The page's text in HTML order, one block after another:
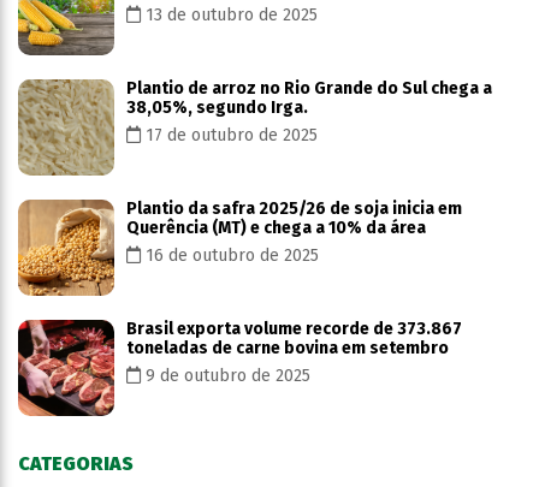
13 de outubro de 2025
Plantio de arroz no Rio Grande do Sul chega a
38,05%, segundo Irga.
17 de outubro de 2025
Plantio da safra 2025/26 de soja inicia em
Querência (MT) e chega a 10% da área
16 de outubro de 2025
Brasil exporta volume recorde de 373.867
toneladas de carne bovina em setembro
9 de outubro de 2025
CATEGORIAS